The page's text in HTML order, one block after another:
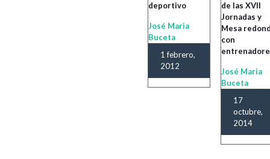
deportivo
José Maria
Buceta
1 febrero,
2012
de las XVII
Jornadas y
Mesa
con
José Maria
Buceta
17
octubre,
2014